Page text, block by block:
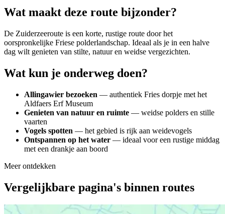
Wat maakt deze route bijzonder?
De Zuiderzeeroute is een korte, rustige route door het
oorspronkelijke Friese polderlandschap. Ideaal als je in een halve
dag wilt genieten van stilte, natuur en weidse vergezichten.
Wat kun je onderweg doen?
Allingawier bezoeken — authentiek Fries dorpje met het
Aldfaers Erf Museum
Genieten van natuur en ruimte — weidse polders en stille
vaarten
Vogels spotten — het gebied is rijk aan weidevogels
Ontspannen op het water — ideaal voor een rustige middag
met een drankje aan boord
Meer ontdekken
Vergelijkbare pagina's binnen routes